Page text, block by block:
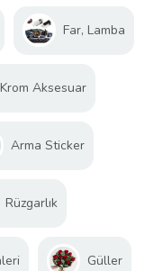
Far, Lamba
Krom Aksesuar
Arma Sticker
Rüzgarlık
Güller